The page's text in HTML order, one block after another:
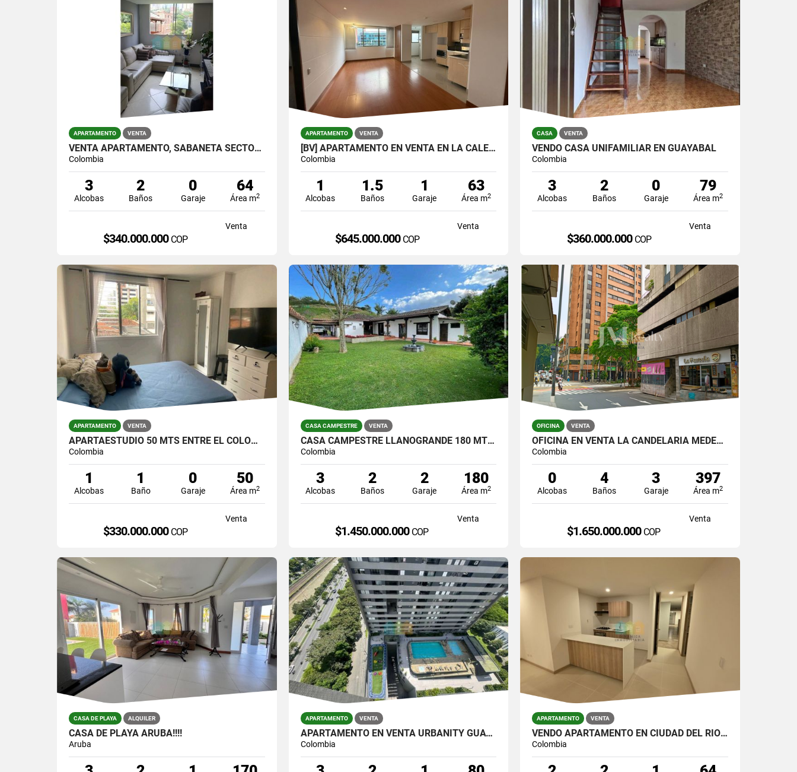
APARTAMENTO VENTA
VENTA APARTAMENTO, SABANETA SECTOR MAYORCA.
Colombia
3
Alcobas
2
Baños
0
Garaje
64
Área m2
Venta
$340.000.000 COP
APARTAMENTO VENTA
[BV] APARTAMENTO EN VENTA EN LA CALERA, EL POBLADO POR LA SUPERIOR
Colombia
1
Alcobas
1.5
Baños
1
Garaje
63
Área m2
Venta
$645.000.000 COP
CASA VENTA
VENDO CASA UNIFAMILIAR EN GUAYABAL
Colombia
3
Alcobas
2
Baños
0
Garaje
79
Área m2
Venta
$360.000.000 COP
APARTAMENTO VENTA
APARTAESTUDIO 50 MTS ENTRE EL COLOMBO Y LA PLAYA / $330.000.000
Colombia
1
Alcobas
1
Baño
0
Garaje
50
Área m2
Venta
$330.000.000 COP
CASA CAMPESTRE VENTA
CASA CAMPESTRE LLANOGRANDE 180 MTS / LOTE 800 MTS $1.450.000.000
Colombia
3
Alcobas
2
Baños
2
Garaje
180
Área m2
Venta
$1.450.000.000 COP
OFICINA VENTA
OFICINA EN VENTA LA CANDELARIA MEDELLIN
Colombia
0
Alcobas
4
Baños
3
Garaje
397
Área m2
Venta
$1.650.000.000 COP
CASA DE PLAYA ALQUILER
CASA DE PLAYA ARUBA!!!!
Aruba
APARTAMENTO VENTA
APARTAMENTO EN VENTA URBANITY GUAYABAL
Colombia
APARTAMENTO VENTA
VENDO APARTAMENTO EN CIUDAD DEL RÍO PARA ESTRENAR.
Colombia